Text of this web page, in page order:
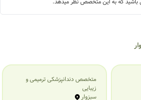
متخصص دندانپزشکی ترمیمی و
زیبایی
سبزوار